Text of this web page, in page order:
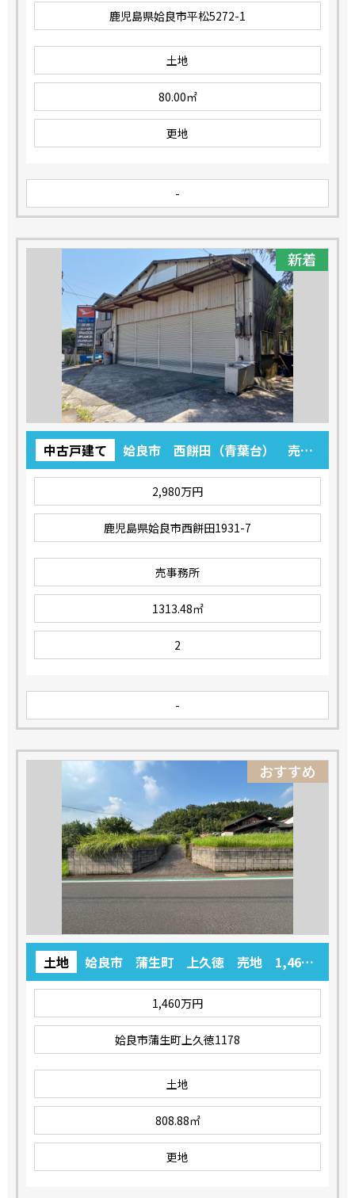
鹿児島県姶良市平松5272-1
土地
80.00㎡
更地
-
新着
中古戸建て
姶良市 西餅田（青葉台） 売事
務所 2,980万円
2,980万円
鹿児島県姶良市西餅田1931-7
売事務所
1313.48㎡
2
-
おすすめ
土地
姶良市 蒲生町 上久徳 売地 1,460
万円
1,460万円
姶良市蒲生町上久徳1178
土地
808.88㎡
更地